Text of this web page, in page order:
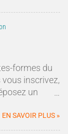
formes du
inscrivez,
un
action
le
EN SAVOIR PLUS »